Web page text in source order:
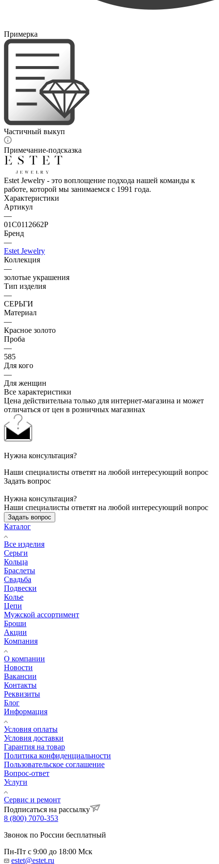
Примерка
Частичный выкуп
Примечание-подсказка
Estet Jewelry - это воплощение подхода нашей команды к
работе, которой мы занимаемся с 1991 года.
Характеристики
Артикул
—
01С0112662Р
Бренд
—
Estet Jewelry
Коллекция
—
золотые украшения
Тип изделия
—
СЕРЬГИ
Материал
—
Красное золото
Проба
—
585
Для кого
—
Для женщин
Все характеристики
Цена действительна только для интернет-магазина и может
отличаться от цен в розничных магазинах
Нужна консультация?
Наши специалисты ответят на любой интересующий вопрос
Задать вопрос
Нужна консультация?
Наши специалисты ответят на любой интересующий вопрос
Задать вопрос
Каталог
Все изделия
Серьги
Кольца
Браслеты
Свадьба
Подвески
Колье
Цепи
Мужской ассортимент
Броши
Акции
Компания
О компании
Новости
Вакансии
Контакты
Реквизиты
Блог
Информация
Условия оплаты
Условия доставки
Гарантия на товар
Политика конфиденциальности
Пользовательское соглашение
Вопрос-ответ
Услуги
Сервис и ремонт
Подписаться на рассылку
8 (800) 7070-353
Звонок по России бесплатный
Пн-Пт с 9:00 до 18:00 Мск
estet@estet.ru